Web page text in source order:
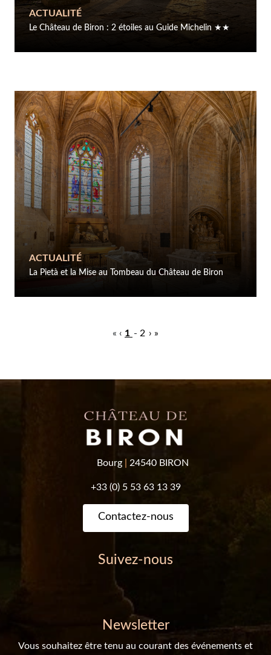
ACTUALITÉ
Le Château de Biron : 2 étoiles au Guide Michelin ★★
ACTUALITÉ
La Pietà et la Mise au Tombeau du Château de Biron
« ‹ 1 2 › »
Bourg 24540 BIRON
+33 (0) 5 53 63 13 39
Contactez-nous
Suivez-nous
Newsletter
Vous souhaitez être tenu au courant des événements et